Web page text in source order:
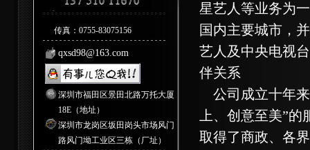
传真：0755-83075156
qxsd98@163.com
深圳市福田区景田北路万托大厦
18E（地址）
深圳市龙岗区坂田岗头市场风门
路风门坳工业区三栋（厂址）
星艺人等业务为
国内主要城市，
艺人及中央电视
伴关系
公司成立十年来
上、创意至美”
取得了商政、各